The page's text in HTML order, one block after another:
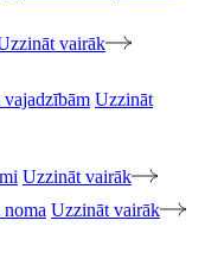
vairāk
Uzzināt
Uzzināt vairāk
Uzzināt vairāk